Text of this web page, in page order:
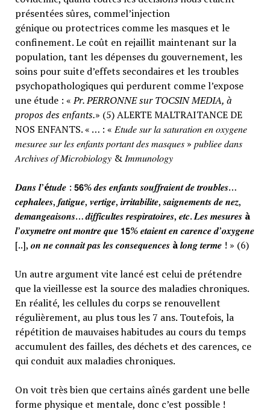
présentées sûres, commel’injection
génique ou protectrices comme les masques et le
confinement. Le coût en rejaillit maintenant sur la
population, tant les dépenses du gouvernement, les
soins pour suite d’effets secondaires et les troubles
psychopathologiques qui perdurent comme l’expose
une étude : «Pr. PERRONNE sur TOCSIN MEDIA, à
propos des enfants.» (5) ALERTE MALTRAITANCE DE
NOS ENFANTS. « … : « 𝐸𝑡𝑢𝑑𝑒 𝑠𝑢𝑟 𝑙𝑎 𝑠𝑎𝑡𝑢𝑟𝑎𝑡𝑖𝑜𝑛 𝑒𝑛 𝑜𝑥𝑦𝑔𝑒𝑛𝑒
𝑚𝑒𝑠𝑢𝑟𝑒𝑒 𝑠𝑢𝑟 𝑙𝑒𝑠 𝑒𝑛𝑓𝑎𝑛𝑡𝑠 𝑝𝑜𝑟𝑡𝑎𝑛𝑡 𝑑𝑒𝑠 𝑚𝑎𝑠𝑞𝑢𝑒𝑠 » 𝑝𝑢𝑏𝑙𝑖𝑒𝑒 𝑑𝑎𝑛𝑠
𝐴𝑟𝑐ℎ𝑖𝑣𝑒𝑠 𝑜𝑓 𝑀𝑖𝑐𝑟𝑜𝑏𝑖𝑜𝑙𝑜𝑔𝑦 & 𝐼𝑚𝑚𝑢𝑛𝑜𝑙𝑜𝑔𝑦
𝑫𝒂𝒏𝒔 𝒍’é𝒕𝒖𝒅𝒆 : 𝟱𝟲% 𝒅𝒆𝒔 𝒆𝒏𝒇𝒂𝒏𝒕𝒔 𝒔𝒐𝒖𝒇𝒇𝒓𝒂𝒊𝒆𝒏𝒕 𝒅𝒆 𝒕𝒓𝒐𝒖𝒃𝒍𝒆𝒔…
𝒄𝒆𝒑𝒉𝒂𝒍𝒆𝒆𝒔, 𝒇𝒂𝒕𝒊𝒈𝒖𝒆, 𝒗𝒆𝒓𝒕𝒊𝒈𝒆, 𝒊𝒓𝒓𝒊𝒕𝒂𝒃𝒊𝒍𝒊𝒕𝒆, 𝒔𝒂𝒊𝒈𝒏𝒆𝒎𝒆𝒏𝒕𝒔 𝒅𝒆 𝒏𝒆𝒛,
𝒅𝒆𝒎𝒂𝒏𝒈𝒆𝒂𝒊𝒔𝒐𝒏𝒔… 𝒅𝒊𝒇𝒇𝒊𝒄𝒖𝒍𝒕𝒆𝒔 𝒓𝒆𝒔𝒑𝒊𝒓𝒂𝒕𝒐𝒊𝒓𝒆𝒔, 𝒆𝒕𝒄. 𝑳𝒆𝒔 𝒎𝒆𝒔𝒖𝒓𝒆𝒔 à
𝒍’𝒐𝒙𝒚𝒎𝒆𝒕𝒓𝒆 𝒐𝒏𝒕 𝒎𝒐𝒏𝒕𝒓𝒆 𝒒𝒖𝒆 𝟭𝟱% 𝒆𝒕𝒂𝒊𝒆𝒏𝒕 𝒆𝒏 𝒄𝒂𝒓𝒆𝒏𝒄𝒆 𝒅’𝒐𝒙𝒚𝒈𝒆𝒏𝒆
[..], 𝒐𝒏 𝒏𝒆 𝒄𝒐𝒏𝒏𝒂𝒊𝒕 𝒑𝒂𝒔 𝒍𝒆𝒔 𝒄𝒐𝒏𝒔𝒆𝒒𝒖𝒆𝒏𝒄𝒆𝒔 à𝒍𝒐𝒏𝒈 𝒕𝒆𝒓𝒎𝒆 ! » (6)
Un autre argument vite lancé est celui de prétendre
que la vieillesse est la source des maladies chroniques.
En réalité, les cellules du corps se renouvellent
régulièrement, au plus tous les 7 ans. Toutefois, la
répétition de mauvaises habitudes au cours du temps
accumulent des failles, des déchets et des carences, ce
qui conduit aux maladies chroniques.
On voit très bien que certains aînés gardent une belle
forme physique et mentale, donc c’est possible !